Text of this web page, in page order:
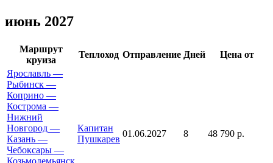
июнь 2027
Маршрут
круиза
Теплоход Отправление Дней
Цена от
Ярославль —
Рыбинск —
Коприно —
Кострома —
Нижний
Новгород —
Казань —
Чебоксары —
Козьмодемьянск
Капитан
Пушкарев
01.06.2027 8 48 790 р.